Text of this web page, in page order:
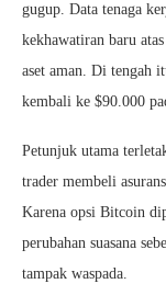
gugup. Data tenaga
kekhawatiran baru
aset aman. Di tengah
kembali ke $90.000
Petunjuk utama
trader membeli
Karena opsi Bitcoin
perubahan suasana
tampak waspada.